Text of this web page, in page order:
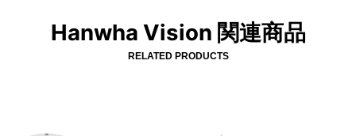
Hanwha Vision 関連商品
RELATED PRODUCTS